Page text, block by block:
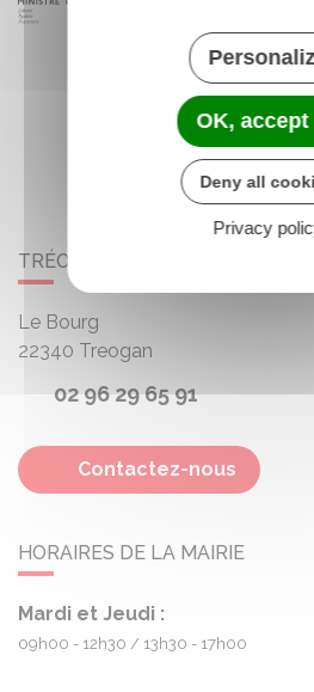
TRÉOGAN
Le Bourg
22340 Treogan
02 96 29 65 91
Contactez-nous
HORAIRES DE LA MAIRIE
Mardi et Jeudi :
09h00 - 12h30 13h30 - 17h00
OK, accept
Deny all
Privacy